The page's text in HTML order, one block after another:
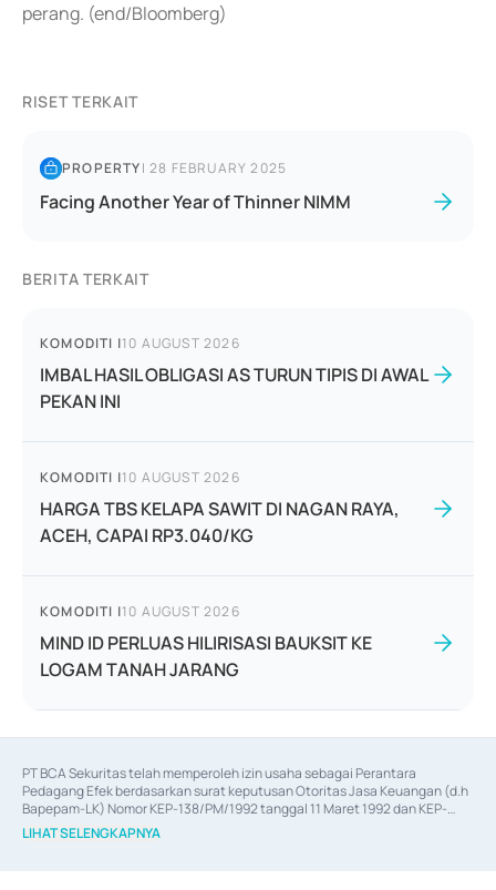
perang. (end/Bloomberg)
RISET TERKAIT
PROPERTY|28 FEBRUARY 2025
Facing Another Year of Thinner NIMM
BERITA TERKAIT
KOMODITI |10 AUGUST 2026
IMBAL HASIL OBLIGASI AS TURUN TIPIS DI AWAL
PEKAN INI
KOMODITI |10 AUGUST 2026
HARGA TBS KELAPA SAWIT DI NAGAN RAYA,
ACEH, CAPAI RP3.040/KG
KOMODITI |10 AUGUST 2026
MIND ID PERLUAS HILIRISASI BAUKSIT KE
LOGAM TANAH JARANG
PT BCA Sekuritas telah memperoleh izin usaha sebagai Perantara
Pedagang Efek berdasarkan surat keputusan Otoritas Jasa Keuangan (d.h
Bapepam-LK) Nomor KEP-138/PM/1992 tanggal 11 Maret 1992 dan KEP-
06/D.04/2014 tanggal 28 Februari 2014, izin usaha sebagai Penjamin Emisi
Efek berdasarkan surat keputusan Otoritas Jasa Keuangan Nomor KEP-
LIHAT SELENGKAPNYA